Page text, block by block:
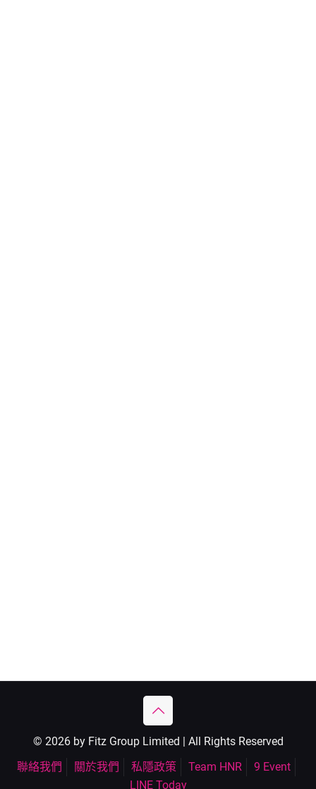
© 2026 by Fitz Group Limited | All Rights Reserved
聯絡我們
關於我們 私隱政策 Team HNR
9 Event
LINE Today